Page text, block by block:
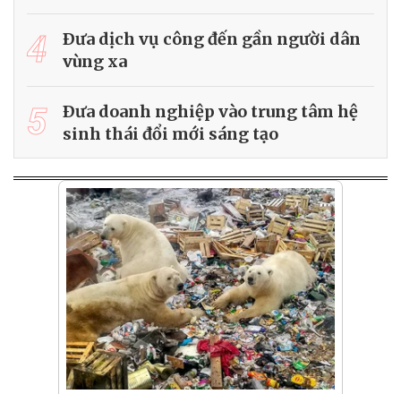
4
Ðưa dịch vụ công đến gần người dân
vùng xa
5
Ðưa doanh nghiệp vào trung tâm hệ
sinh thái đổi mới sáng tạo